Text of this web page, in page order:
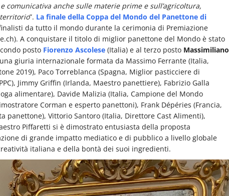
comunicativa anche sulle materie prime e sull’agricoltura,
”. La finale della Coppa del Mondo del Panettone di
da tutto il mondo durante la cerimonia di Premiazione
A conquistare il titolo di miglior panettone del Mondo è stato
posto Fiorenzo Ascolese (Italia) e al terzo posto Massimiliano
giuria internazionale formata da Massimo Ferrante (Italia,
2019), Paco Torreblanca (Spagna, Miglior pasticciere di
Jimmy Griffin (Irlanda, Maestro panettiere), Fabrizio Galla
alimentare), Davide Malizia (Italia, Campione del Mondo
Corman e esperto panettoni), Frank Dépéries (Francia,
panettone), Vittorio Santoro (Italia, Direttore Cast Alimenti),
Piffaretti si è dimostrato entusiasta della proposta
di grande impatto mediatico e di pubblico a livello globale
italiana e della bontà dei suoi ingredienti.